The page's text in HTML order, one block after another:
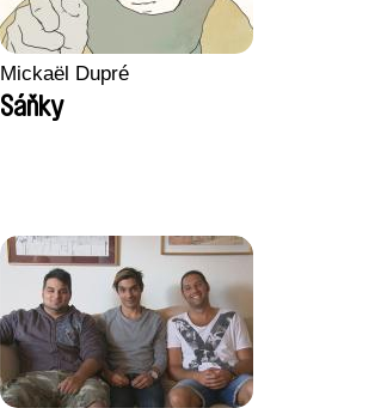
Mickaël Dupré
Sáňky